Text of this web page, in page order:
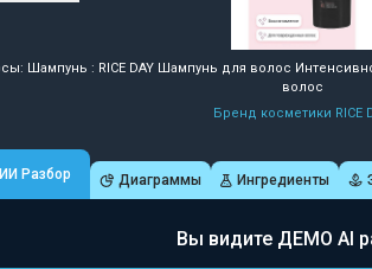
Шампунь : RICE DAY Шампунь для волос
волос
Бренд косметики RICE
ИИ Разбор Диаграммы Ингредиенты
Вы видите ДЕМО AI